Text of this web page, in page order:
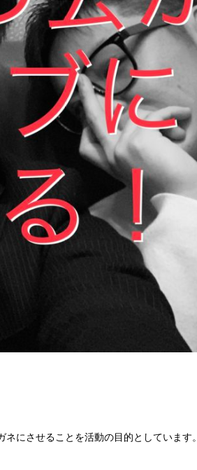
にさせることを活動の目的としています。